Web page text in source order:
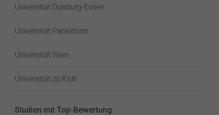
Universität Duisburg-Essen
Universität Paderborn
Universität Wien
Universität zu Köln
Studien mit Top-Bewertung